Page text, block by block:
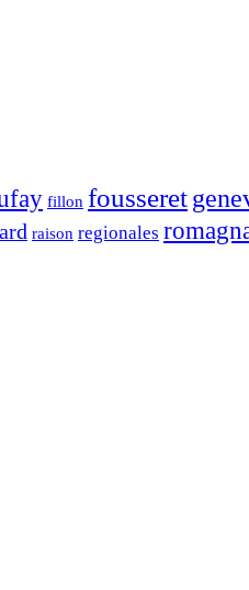
fillon fousseret
raison regionales